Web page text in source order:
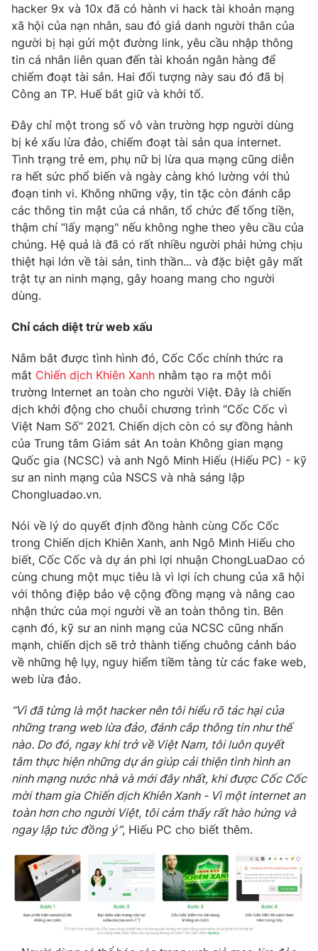
Photo Infographic
Video Shorts video
VTV Money VTV Thể thao
VTV Sức khoẻ Bất động sản
Thị trường 24h Tấm lòng Việt
VTV4 Vươn mình bằng AI
VTV9 VTV8
THỜI BÁO VTV
Theo dõi báo trên
Cơ quan chủ quản:
Giấy phép hoạt động báo in và báo điện tử số 483/GP-BTTTT
cấp ngày 29/12/2023
Tổng Biên tập:Vũ Thanh Thủy
Phó Tổng Biên tập:
Nguyễn Thị Mỹ Hạnh, Phạm Quốc Thắng,
Nguyễn Trọng Ninh
Tổng đài VTV:
024.38 355 931 - 024.38 355 932
Ðiện thoại Thời báo VTV:024.66 897 897
Email:toasoan@vtv.vn
Liên hệ quảng cáo:
® Cấm sao chép dưới mọi hình thức nếu không có sự chấp
thuận bằng văn bản. Ghi rõ nguồn VTV.vn khi phát hành lại
thông tin từ website này.
hacker 9x và 10x đã có hành vi hack tài khoản mạng
xã hội của nạn nhân, sau đó giả danh người thân của
người bị hại gửi một đường link, yêu cầu nhập thông
tin cá nhân liên quan đến tài khoản ngân hàng để
chiếm đoạt tài sản. Hai đối tượng này sau đó đã bị
Công an TP. Huế bắt giữ và khởi tố.
Đây chỉ một trong số vô vàn trường hợp người dùng
bị kẻ xấu lừa đảo, chiếm đoạt tài sản qua internet.
Tình trạng trẻ em, phụ nữ bị lừa qua mạng cũng diễn
ra hết sức phổ biến và ngày càng khó lường với thủ
đoạn tinh vi. Không những vậy, tin tặc còn đánh cắp
các thông tin mật của cá nhân, tổ chức để tống tiền,
thậm chí “lấy mạng" nếu không nghe theo yêu cầu của
chúng. Hệ quả là đã có rất nhiều người phải hứng chịu
thiệt hại lớn về tài sản, tinh thần... và đặc biệt gây mất
trật tự an ninh mạng, gây hoang mang cho người
dùng.
Chỉ cách diệt trừ web xấu
Nắm bắt được tình hình đó, Cốc Cốc chính thức ra
mắt Chiến dịch Khiên Xanh nhằm tạo ra một môi
trường Internet an toàn cho người Việt. Đây là chiến
dịch khởi động cho chuỗi chương trình “Cốc Cốc vì
Việt Nam Số” 2021. Chiến dịch còn có sự đồng hành
của Trung tâm Giám sát An toàn Không gian mạng
Quốc gia (NCSC) và anh Ngô Minh Hiếu (Hiếu PC) - kỹ
sư an ninh mạng của NSCS và nhà sáng lập
Chongluadao.vn.
Nói về lý do quyết định đồng hành cùng Cốc Cốc
trong Chiến dịch Khiên Xanh, anh Ngô Minh Hiếu cho
biết, Cốc Cốc và dự án phi lợi nhuận ChongLuaDao có
cùng chung một mục tiêu là vì lợi ích chung của xã hội
với thông điệp bảo vệ cộng đồng mạng và nâng cao
nhận thức của mọi người về an toàn thông tin. Bên
cạnh đó, kỹ sư an ninh mạng của NCSC cũng nhấn
mạnh, chiến dịch sẽ trở thành tiếng chuông cảnh báo
về những hệ lụy, nguy hiểm tiềm tàng từ các fake web,
web lừa đảo.
“Vì đã từng là một hacker nên tôi hiểu rõ tác hại của
những trang web lừa đảo, đánh cắp thông tin như thế
nào. Do đó, ngay khi trở về Việt Nam, tôi luôn quyết
tâm thực hiện những dự án giúp cải thiện tình hình an
ninh mạng nước nhà và mới đây nhất, khi được Cốc Cốc
mời tham gia Chiến dịch Khiên Xanh - Vì một internet an
toàn hơn cho người Việt, tôi cảm thấy rất hào hứng và
ngay lập tức đồng ý”, Hiếu PC cho biết thêm.